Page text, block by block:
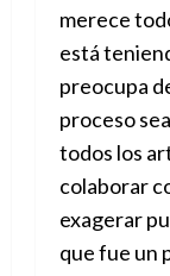
merece
está
preocupa
proceso
todos los
colaborar
exagerar
que fue un